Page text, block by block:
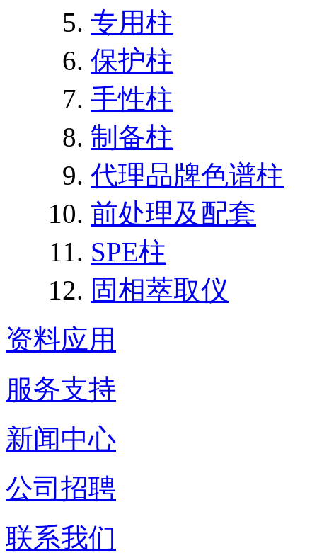
专用柱
保护柱
手性柱
制备柱
代理品牌色谱柱
前处理及配套
SPE柱
固相萃取仪
资料应用
服务支持
新闻中心
公司招聘
联系我们